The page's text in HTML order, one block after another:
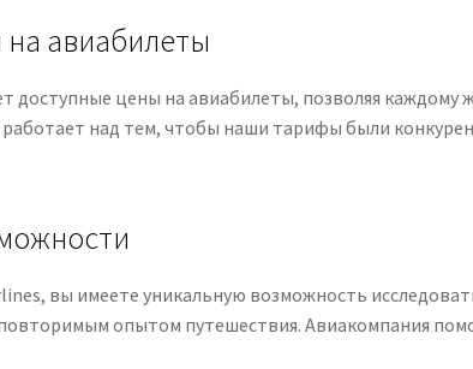
авиабилеты
доступные цены на авиабилеты, позволяя
над тем, чтобы наши тарифы были
вы имеете уникальную возможность
опытом путешествия. Авиакомпания